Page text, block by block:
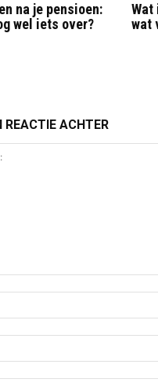
na je pensioen:
wel iets over?
Wat
wat
REACTIE ACHTER